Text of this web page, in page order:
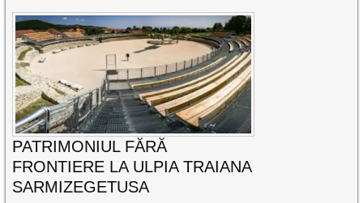
PATRIMONIUL FĂRĂ
FRONTIERE LA ULPIA TRAIANA
SARMIZEGETUSA